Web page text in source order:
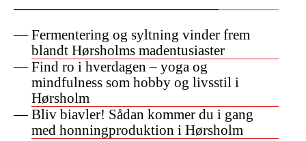
Fermentering og syltning vinder frem
blandt Hørsholms madentusiaster
Find ro i hverdagen – yoga og
mindfulness som hobby og livsstil i
Hørsholm
Bliv biavler! Sådan kommer du i gang
med honningproduktion i Hørsholm